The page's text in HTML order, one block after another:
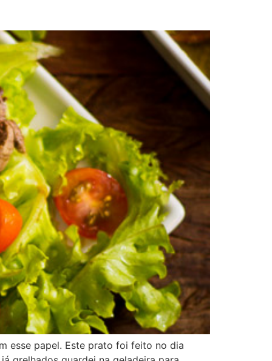
esse papel. Este prato foi feito no dia